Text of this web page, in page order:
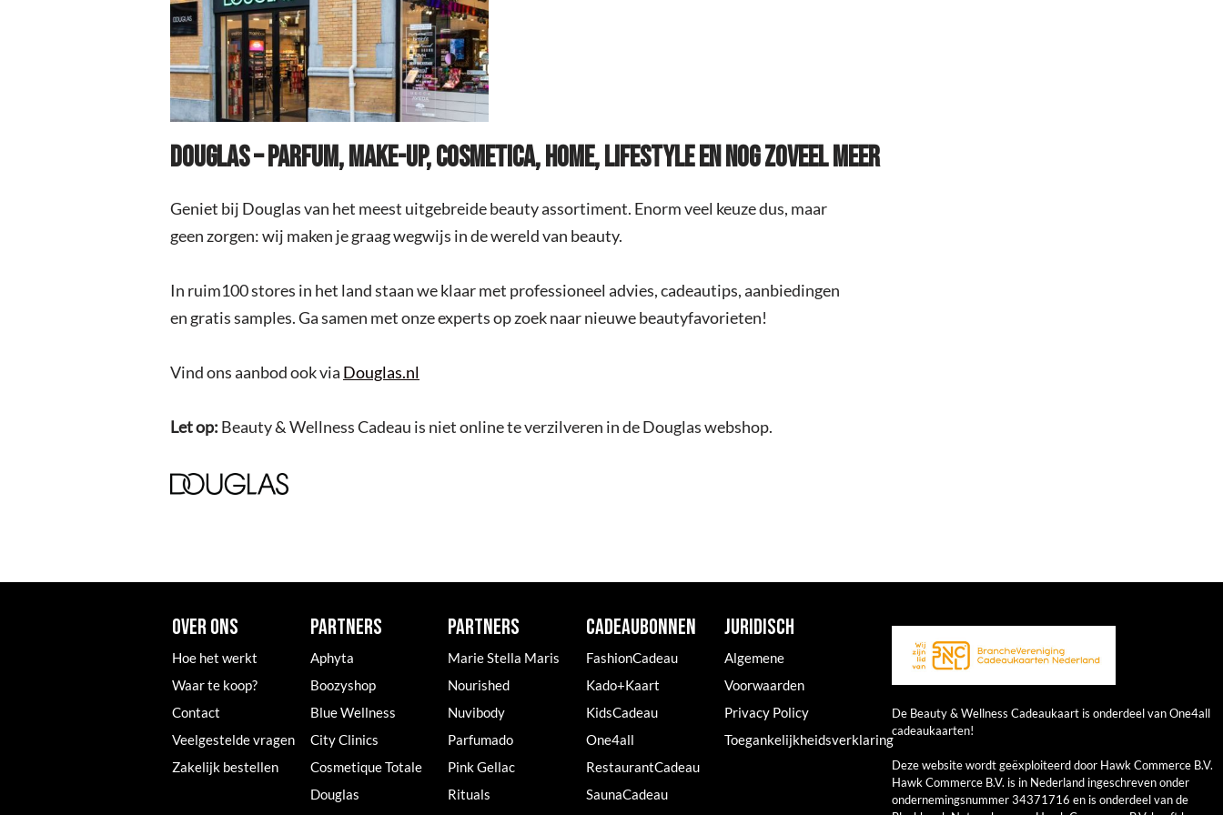
DOUGLAS – PARFUM, MAKE-UP, COSMETICA, HOME, LIFESTYLE EN NOG ZOVEEL MEER
Geniet bij Douglas van het meest uitgebreide beauty assortiment. Enorm veel keuze dus, maar
geen zorgen: wij maken je graag wegwijs in de wereld van beauty.
In ruim100 stores in het land staan we klaar met professioneel advies, cadeautips, aanbiedingen
en gratis samples. Ga samen met onze experts op zoek naar nieuwe beautyfavorieten!
Vind ons aanbod ook via Douglas.nl
Let op: Beauty & Wellness Cadeau is niet online te verzilveren in de Douglas webshop.
OVER ONS
Hoe het werkt
Waar te koop?
Contact
Veelgestelde vragen
Zakelijk bestellen
PARTNERS
Aphyta
Boozyshop
Blue Wellness
City Clinics
Cosmetique Totale
Douglas
PARTNERS
Marie Stella Maris
Nourished
Nuvibody
Parfumado
Pink Gellac
Rituals
CADEAUBONNEN
FashionCadeau
Kado+Kaart
KidsCadeau
One4all
RestaurantCadeau
SaunaCadeau
JURIDISCH
Algemene
Voorwaarden
Privacy Policy
Toegankelijkheidsverklaring
De Beauty & Wellness Cadeaukaart is onderdeel van One4all
cadeaukaarten!
Deze website wordt geëxploiteerd door Hawk Commerce B.V.
Hawk Commerce B.V. is in Nederland ingeschreven onder
ondernemingsnummer 34371716 en is onderdeel van de